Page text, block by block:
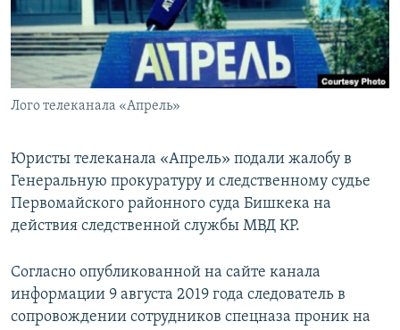
Лого телеканала «Апрель»
Юристы телеканала «Апрель» подали жалобу в
Генеральную прокуратуру и следственному судье
Первомайского районного суда Бишкека на
действия следственной службы МВД КР.
Согласно опубликованной на сайте канала
информации 9 августа 2019 года следователь в
сопровождении сотрудников спецназа проник на